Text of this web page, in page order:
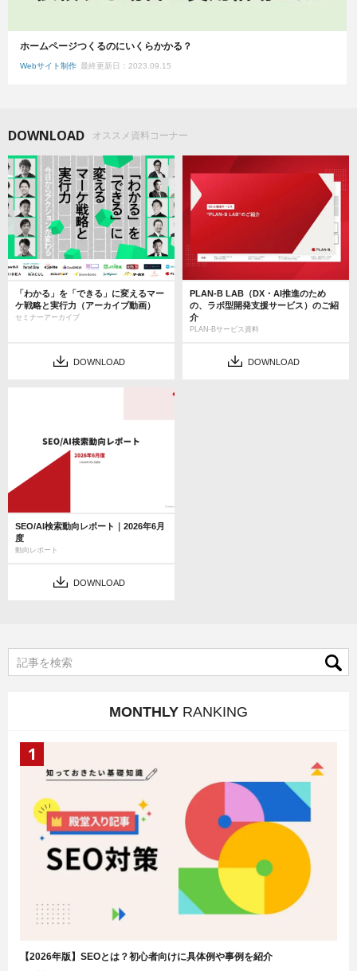
ホームページつくるのにいくらかかる？
Webサイト制作 最終更新日：2023.09.15
DOWNLOAD オススメ資料コーナー
「わかる」を「できる」に変えるマー
ケ戦略と実行力（アーカイブ動画）
セミナーアーカイブ
DOWNLOAD
PLAN-B LAB（DX・AI推進のため
の、ラボ型開発支援サービス）のご紹
介
PLAN-Bサービス資料
DOWNLOAD
SEO/AI検索動向レポート｜2026年6月
度
動向レポート
DOWNLOAD
MONTHLY RANKING
【2026年版】SEOとは？初心者向けに具体例や事例を紹介